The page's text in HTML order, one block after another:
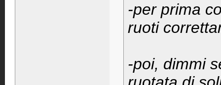
-per prima
ruoti
-poi, dimmi